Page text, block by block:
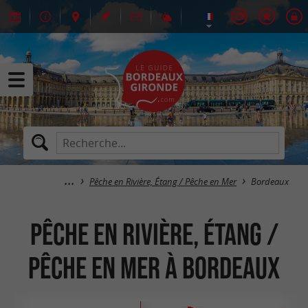
Pêche en Rivière, Étang / Pêche en Mer Bordeaux
Pêche en Rivière, Étang /
Pêche en Mer à Bordeaux